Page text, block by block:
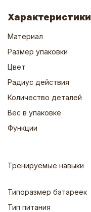
Характеристики
Материал
Размер упаковки
Цвет
Радиус действия
Количество деталей
Вес в упаковке
Функции
Тренируемые навыки
Типоразмер батареек
Тип питания